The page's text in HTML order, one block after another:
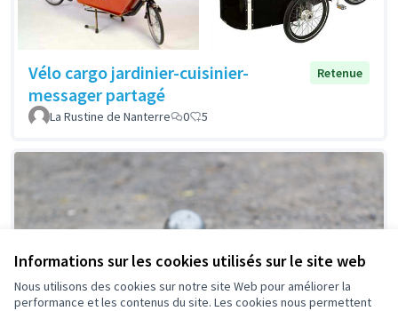
Informations sur les cookies utilisés sur le site web
Nous utilisons des cookies sur notre site Web pour améliorer la
performance et les contenus du site. Les cookies nous permettent
Vélo cargo jardinier-cuisinier-
messager partagé
Retenue
La Rustine de Nanterre 0 5